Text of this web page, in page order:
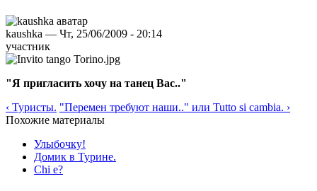
kaushka — Чт, 25/06/2009 - 20:14
участник
"Я пригласить хочу на танец Вас.."
‹ Туристы. "Перемен требуют наши.." или Tutto si cambia. ›
Похожие материалы
Улыбочку!
Домик в Турине.
Chi e?